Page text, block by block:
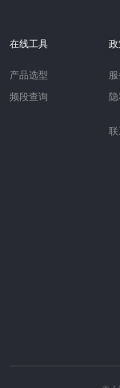
在线工具
产品选型
频段查询